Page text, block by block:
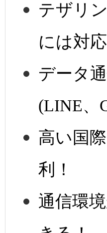
テザリ
には対
データ
(LINE、
高い国
利！
通信環